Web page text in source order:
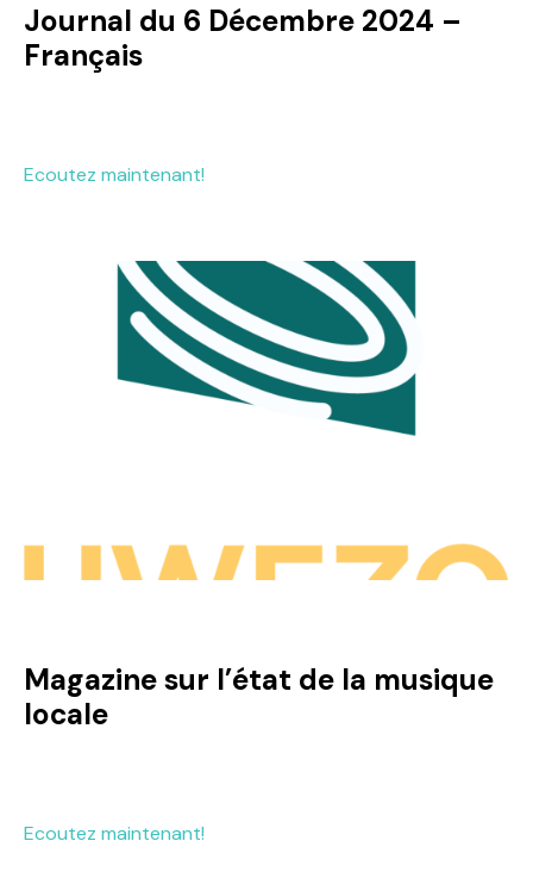
Journal du 6 Décembre 2024 –
Français
Ecoutez maintenant!
Magazine sur l’état de la musique
locale
Ecoutez maintenant!